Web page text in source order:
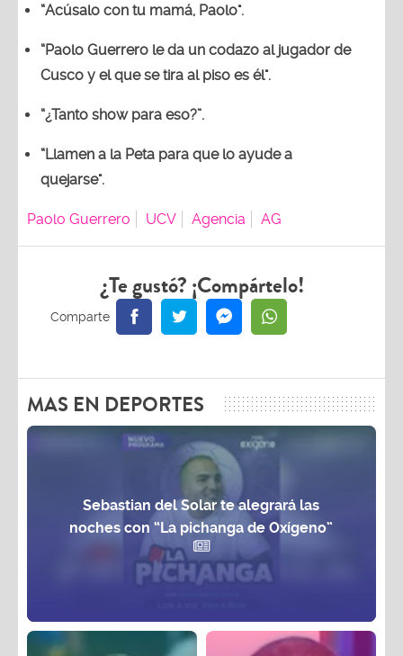
“Acúsalo con tu mamá, Paolo".
“Paolo Guerrero le da un codazo al jugador de
Cusco y el que se tira al piso es él".
“¿Tanto show para eso?”.
“Llamen a la Peta para que lo ayude a
quejarse".
Paolo Guerrero UCV Agencia AG
¿Te gustó? ¡Compártelo!
MAS EN DEPORTES
Sebastian del Solar te alegrará las
noches con “La pichanga de Oxígeno”